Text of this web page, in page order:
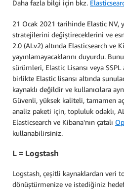
Daha fazla bilgi için bkz.
21 Ocak 2021 tarihinde Elastic NV,
stratejilerini değiştireceklerini ve
2.0 (ALv2) altında Elasticsearch ve
yayınlamayacaklarını duyurdu.
sürümleri, Elastic Lisansı veya
birlikte Elastic lisansı altında
kaynaklı değildir ve kullanıcılara
Güvenli, yüksek kaliteli, tamamen
analiz paketi için, topluluk odaklı,
Elasticsearch ve Kibana'nın çatalı
kullanabilirsiniz.
L = Logstash
Logstash, çeşitli kaynaklardan veri
dönüştürmenize ve istediğiniz